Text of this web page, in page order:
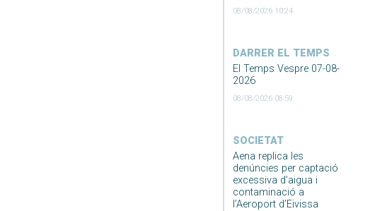
08/08/2026 10:24
DARRER EL TEMPS
El Temps Vespre 07-08-
2026
08/08/2026 08:59
SOCIETAT
Aena replica les
denúncies per captació
excessiva d’aigua i
contaminació a
l’Aeroport d’Eivissa